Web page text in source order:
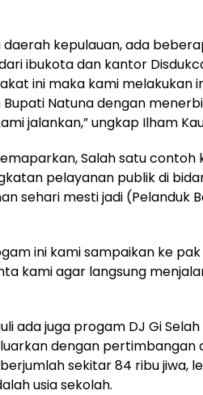
daerah kepulauan, ada
ibukota dan kantor
ini maka kami melakukan
Natuna dengan
jalankan,” ungkap Ilham
Salah satu contoh
pelayanan publik di
sehari mesti jadi (Pelanduk
ini kami sampaikan ke
kami agar langsung
ada juga progam DJ Gi
dengan pertimbangan
sekitar 84 ribu jiwa,
usia sekolah.